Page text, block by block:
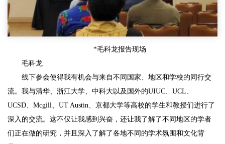
*毛科龙报告现场
毛科龙
线下参会使得我有机会与来自不同国家、地区和学校的同行交
流。我与清华、浙江大学、中科大以及国外的UIUC、UCL、
UCSD、Mcgill、UT Austin、京都大学等高校的学生和教授们进行了
深入的交流。这不仅让我感到兴奋，还让我了解了不同地区的学者
们正在做的研究，并且深入了解了各地不同的学术氛围和文化背